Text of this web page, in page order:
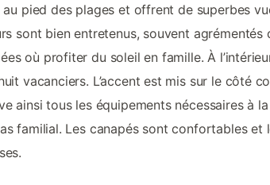
pied des plages et offrent de superbes
sont bien entretenus, souvent agrémentés
où profiter du soleil en famille. À
vacanciers. L’accent est mis sur le côté
ainsi tous les équipements nécessaires à
familial. Les canapés sont confortables et